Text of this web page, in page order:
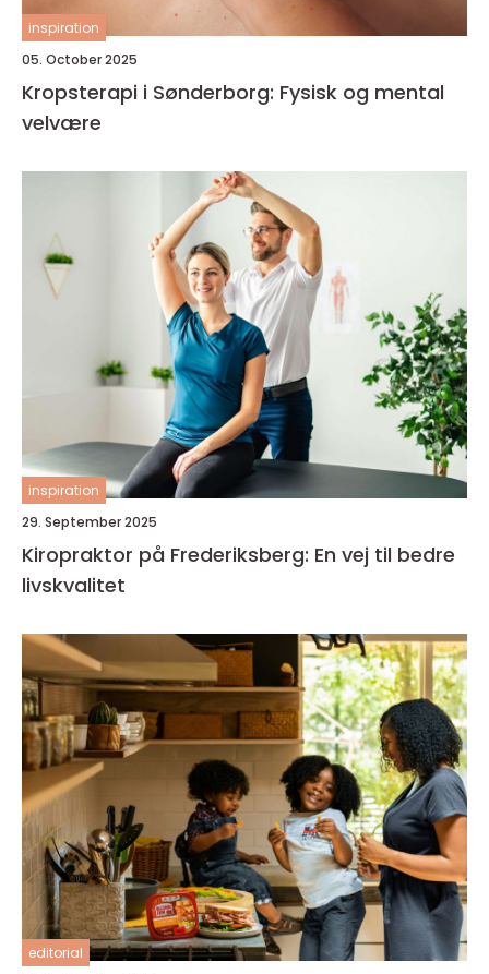
inspiration
05. October 2025
Kropsterapi i Sønderborg: Fysisk og mental
velvære
inspiration
29. September 2025
Kiropraktor på Frederiksberg: En vej til bedre
livskvalitet
editorial